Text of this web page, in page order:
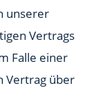
unserer
Vertrags
Falle einer
Vertrag über